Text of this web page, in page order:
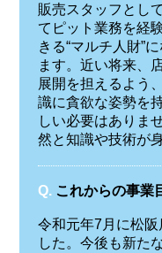
販売スタッフとし
てピット業務を経
きる“マルチ人財”
ます。近い将来、
展開を担えるよう
識に貪欲な姿勢を
しい必要はありま
然と知識や技術が
Q. これからの事業
令和元年7月に松
した。今後も新た